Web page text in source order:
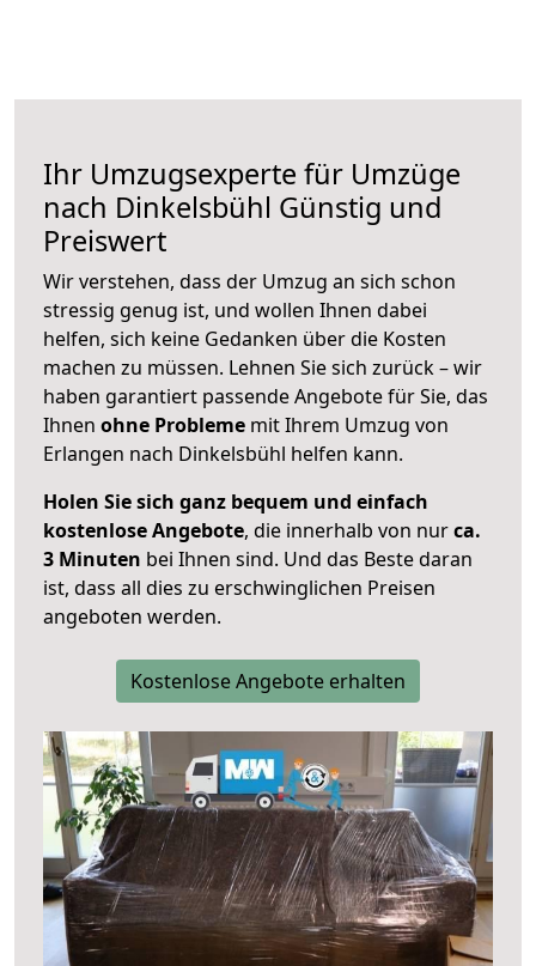
Ihr Umzugsexperte für Umzüge
nach Dinkelsbühl Günstig und
Preiswert
Wir verstehen, dass der Umzug an sich schon
stressig genug ist, und wollen Ihnen dabei
helfen, sich keine Gedanken über die Kosten
machen zu müssen. Lehnen Sie sich zurück – wir
haben garantiert passende Angebote für Sie, das
Ihnen ohne Probleme mit Ihrem Umzug von
Erlangen nach Dinkelsbühl helfen kann.
Holen Sie sich ganz bequem und einfach
kostenlose Angebote, die innerhalb von nurca.
3 Minuten bei Ihnen sind. Und das Beste daran
ist, dass all dies zu erschwinglichen Preisen
angeboten werden.
Kostenlose Angebote erhalten